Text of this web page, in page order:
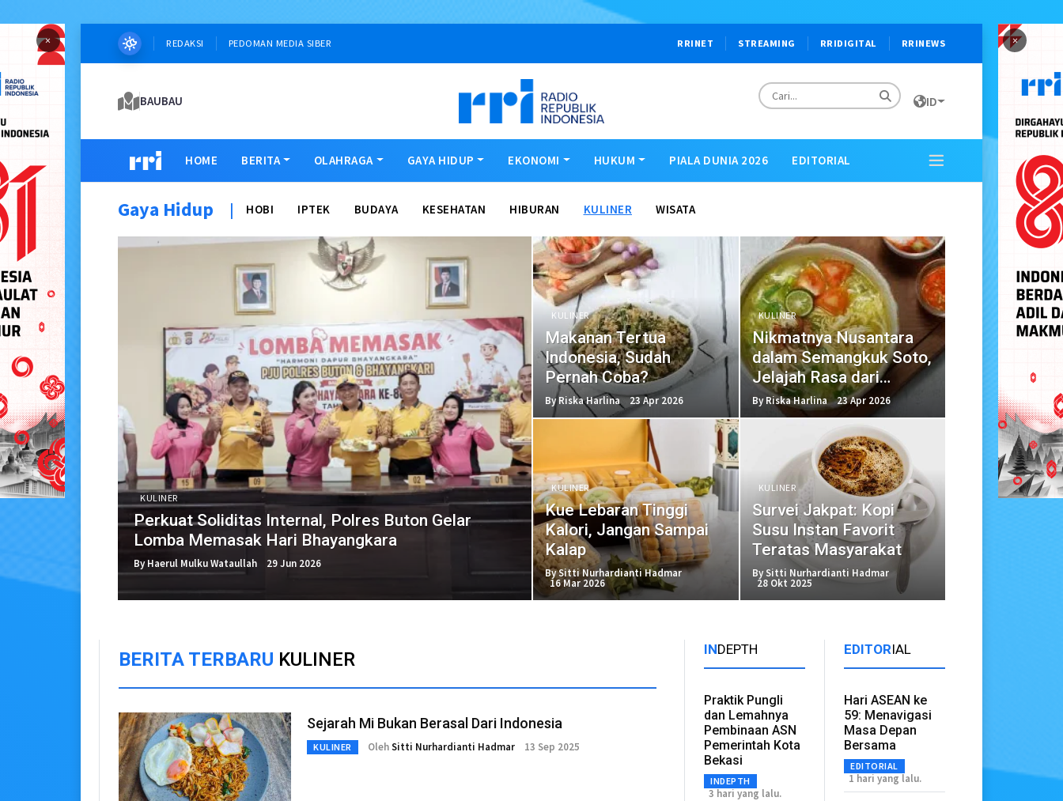
× ×
REDAKSI PEDOMAN MEDIA SIBER RRINET STREAMING RRIDIGITAL RRINEWS
BAUBAU ID
HOME BERITA OLAHRAGA GAYA HIDUP EKONOMI HUKUM PIALA DUNIA 2026 EDITORIAL
Gaya Hidup | HOBI IPTEK BUDAYA KESEHATAN HIBURAN KULINER WISATA
KULINER
Perkuat Soliditas Internal, Polres Buton Gelar
Lomba Memasak Hari Bhayangkara
By Haerul Mulku Wataullah 29 Jun 2026
KULINER
Makanan Tertua
Indonesia, Sudah
Pernah Coba?
By Riska Harlina 23 Apr 2026
KULINER
Nikmatnya Nusantara
dalam Semangkuk Soto,
Jelajah Rasa dari
Berbagai Daerah
By Riska Harlina 23 Apr 2026
KULINER
Kue Lebaran Tinggi
Kalori, Jangan Sampai
Kalap
By Sitti Nurhardianti Hadmar
16 Mar 2026
KULINER
Survei Jakpat: Kopi
Susu Instan Favorit
Teratas Masyarakat
By Sitti Nurhardianti Hadmar
28 Okt 2025
BERITA TERBARU KULINER
Sejarah Mi Bukan Berasal Dari Indonesia
KULINER OlehSitti Nurhardianti Hadmar 13 Sep 2025
INDEPTH
Praktik Pungli
dan Lemahnya
Pembinaan ASN
Pemerintah Kota
Bekasi
INDEPTH
3 hari yang lalu.
EDITORIAL
Hari ASEAN ke
59: Menavigasi
Masa Depan
Bersama
EDITORIAL
1 hari yang lalu.